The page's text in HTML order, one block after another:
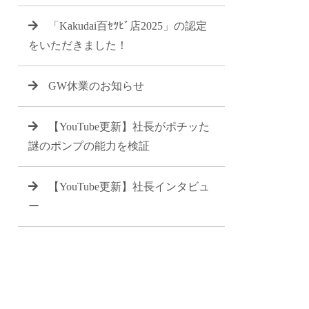
「Kakudai百ｾﾂﾋﾞ店2025」の認定
をいただきました！
GW休業のお知らせ
【YouTube更新】社長がポチッた
謎のポンプの能力を検証
【YouTube更新】社長インタビュ
ー